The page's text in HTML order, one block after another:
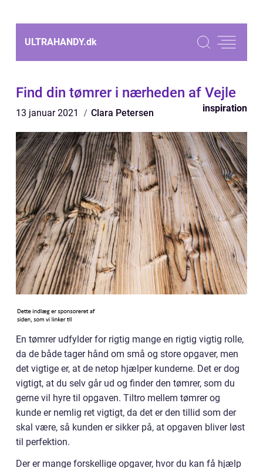
ULTRAHANDY.dk
Find din tømrer i nærheden af Vejle
13 januar 2021 Clara Petersen inspiration
En tømrer udfylder for rigtig mange en rigtig vigtig rolle,
da de både tager hånd om små og store opgaver, men
det vigtige er, at de netop hjælper kunderne. Det er dog
vigtigt, at du selv går ud og finder den tømrer, som du
gerne vil hyre til opgaven. Tiltro mellem tømrer og
kunde er nemlig ret vigtigt, da det er den tillid som der
skal være, så kunden er sikker på, at opgaven bliver løst
til perfektion.
Der er mange forskellige opgaver, hvor du kan få hjælp